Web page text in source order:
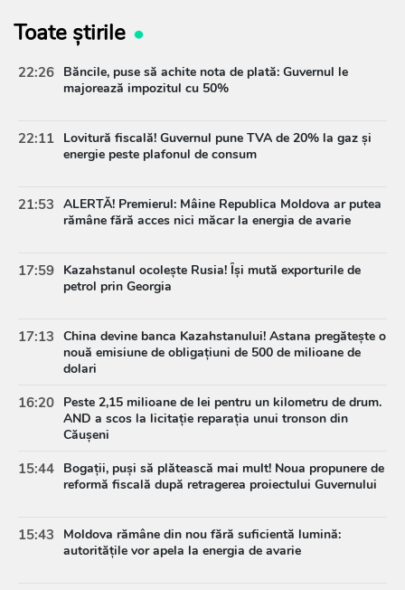
Toate știrile
22:26 Băncile, puse să achite nota de plată: Guvernul le
majorează impozitul cu 50%
22:11 Lovitură fiscală! Guvernul pune TVA de 20% la gaz și
energie peste plafonul de consum
21:53 ALERTĂ! Premierul: Mâine Republica Moldova ar putea
rămâne fără acces nici măcar la energia de avarie
17:59 Kazahstanul ocolește Rusia! Își mută exporturile de
petrol prin Georgia
17:13 China devine banca Kazahstanului! Astana pregătește o
nouă emisiune de obligațiuni de 500 de milioane de
dolari
16:20 Peste 2,15 milioane de lei pentru un kilometru de drum.
AND a scos la licitație reparația unui tronson din
Căușeni
15:44 Bogații, puși să plătească mai mult! Noua propunere de
reformă fiscală după retragerea proiectului Guvernului
15:43
Moldova rămâne din nou fără suficientă lumină:
autoritățile vor apela la energia de avarie